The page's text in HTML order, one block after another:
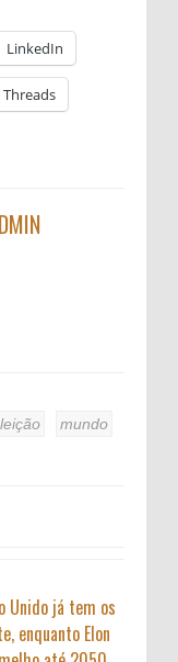
LinkedIn
Threads
mundo
Unido já tem os
enquanto Elon